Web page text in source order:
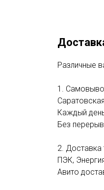
Различные
1.
Каждый
Без
2. Доставка
ПЭК,
Авито